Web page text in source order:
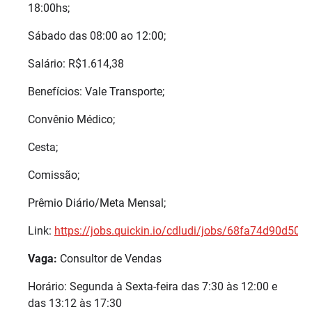
18:00hs;
Sábado das 08:00 ao 12:00;
Salário: R$1.614,38
Benefícios: Vale Transporte;
Convênio Médico;
Cesta;
Comissão;
Prêmio Diário/Meta Mensal;
Link: https://jobs.quickin.io/cdludi/jobs/
Vaga: Consultor de Vendas
Horário: Segunda à Sexta-feira das 7:30 às 12:00 e
das 13:12 às 17:30